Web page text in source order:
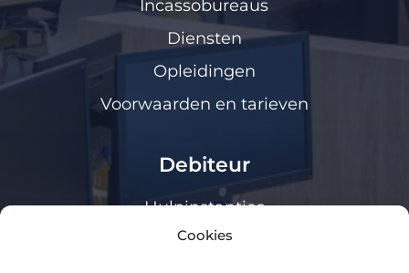
Cookies
Incassobureaus
Diensten
Opleidingen
Voorwaarden en tarieven
Debiteur
Hulpinstanties
Klanten loket